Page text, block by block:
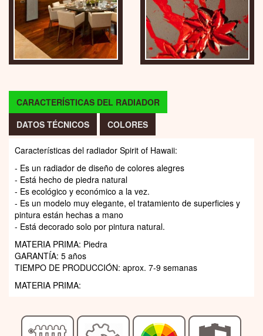
CARACTERÍSTICAS DEL RADIADOR
DATOS TÉCNICOS
COLORES
Características del radiador Spirit of Hawaii:
- Es un radiador de diseño de colores alegres
- Está hecho de piedra natural
- Es ecológico y económico a la vez.
- Es un modelo muy elegante, el tratamiento de superficies y
pintura están hechas a mano
- Está decorado solo por pintura natural.
MATERIA PRIMA: Piedra
GARANTÍA: 5 años
TIEMPO DE PRODUCCIÓN: aprox. 7-9 semanas
MATERIA PRIMA: